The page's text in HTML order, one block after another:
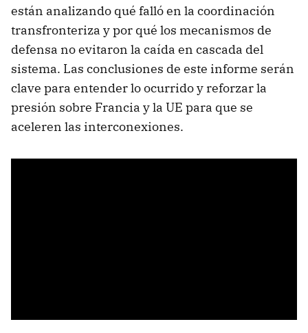
están analizando qué falló en la coordinación
transfronteriza y por qué los mecanismos de
defensa no evitaron la caída en cascada del
sistema. Las conclusiones de este informe serán
clave para entender lo ocurrido y reforzar la
presión sobre Francia y la UE para que se
aceleren las interconexiones.